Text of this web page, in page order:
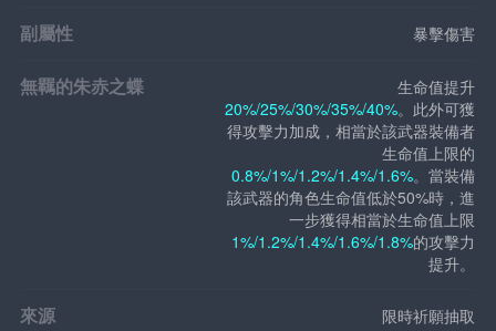
副屬性 暴擊傷害
無羈的朱赤之蝶
生命值提升
20%/25%/30%/35%/40%。此外可獲
得攻擊力加成，相當於該武器裝備者
生命值上限的
0.8%/1%/1.2%/1.4%/1.6%。當裝備
該武器的角色生命值低於50%時，進
一步獲得相當於生命值上限
1%/1.2%/1.4%/1.6%/1.8%的攻擊力
提升。
來源 限時祈願抽取